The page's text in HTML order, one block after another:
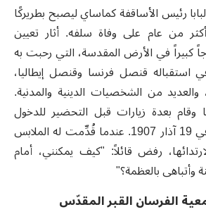
اختار البابا رئيس الأساقفة كماساي ليصبح بطريركًا
من عام على وفاة سلفه. أثار تعيين
كبيراً في الأرض المقدسة، التي رحبت به
استقباله قنصل فرنسا وقنصل إيطاليا،
من الشخصيات الدينية والمدنية.
بعدة زيارات قبل التحضير للدخول
الرسمي إلى القدس في 19 آذار 1907. عندما قُدِّمت له الملابس
رفض قائلاً: "كيف يمكنني، أمام
وأتباهى بالعظمة؟"
الفرسان القبر المقدّس